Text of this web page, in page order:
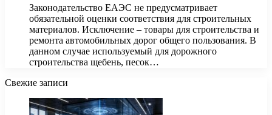
Законодательство ЕАЭС не предусматривает
обязательной оценки соответствия для строительных
материалов. Исключение – товары для строительства и
ремонта автомобильных дорог общего пользования. В
данном случае используемый для дорожного
строительства щебень, песок…
Свежие записи